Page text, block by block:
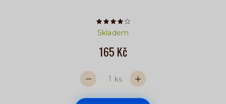
Počet hvězdiček je 4 z 5
Skladem
165 Kč
ks